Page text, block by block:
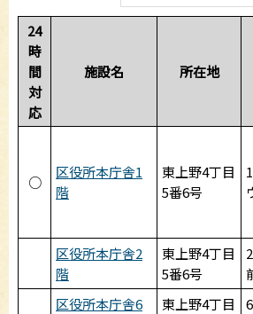
24
時
間
対
応
施設名 所在地
○
区役所本庁舎1
階
東上野4丁目
5番6号
区役所本庁舎2
階
東上野4丁目
5番6号
区役所本庁舎6
東上野4丁目